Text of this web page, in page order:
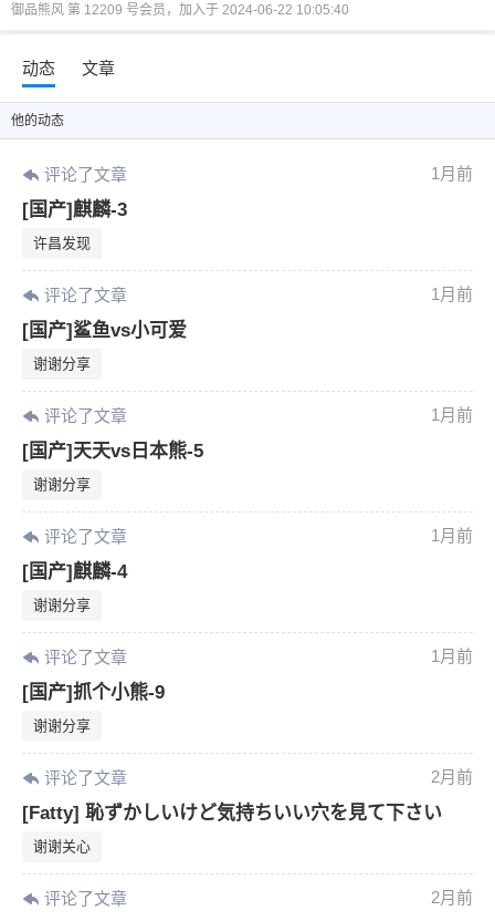
御品熊风 第 12209 号会员，加入于 2024-06-22 10:05:40
动态 文章
他的动态
评论了文章 1月前
[国产]麒麟-3
许昌发现
评论了文章 1月前
[国产]鲨鱼vs小可爱
谢谢分享
评论了文章 1月前
[国产]天天vs日本熊-5
谢谢分享
评论了文章 1月前
[国产]麒麟-4
谢谢分享
评论了文章 1月前
[国产]抓个小熊-9
谢谢分享
评论了文章 2月前
[Fatty] 恥ずかしいけど気持ちいい穴を見て下さい
谢谢关心
评论了文章 2月前